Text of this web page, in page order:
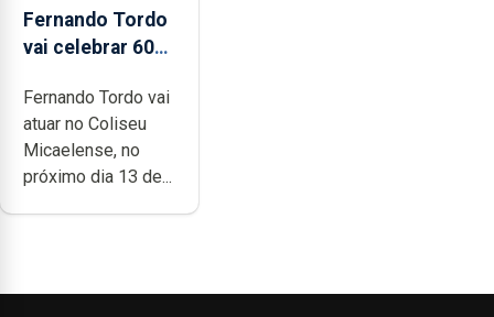
Fernando Tordo
vai celebrar 60
no Coliseu
Micaelense
Fernando Tordo vai
atuar no Coliseu
Micaelense, no
próximo dia 13 de...